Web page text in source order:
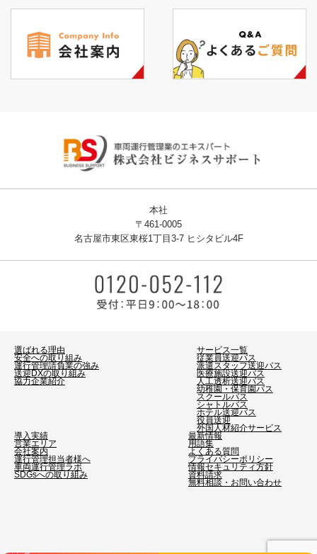
選ばれる理由
安全への取り組み
運行管理請負業の強み
送迎DXの取り組み
協力企業紹介
サービス一覧
従業員送迎バス
派遣スタッフ送迎バス
医療施設送迎バス
人工透析送迎バス
幼稚園・保育園バス
スクールバス
シャトルバス
ホテル送迎バス
役員送迎
外国人材紹介サービス
導入実績
営業エリア
会社案内
運行管理担当者様へ
車両運行管理ラボ
SDGsへの取り組み
最新情報
用語集
よくある質問
プライバシーポリシー
情報セキュリティ方針
資料請求
無料相談・お問い合わせ
本社
〒461-0005
名古屋市東区東桜1丁目3-7 ヒシタビル4F